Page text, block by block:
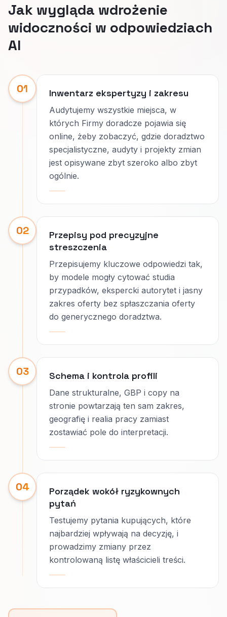
Jak wygląda wdrożenie
widoczności w odpowiedziach
AI
01 Inwentarz ekspertyzy i zakresu
Audytujemy wszystkie miejsca, w
których Firmy doradcze pojawia się
online, żeby zobaczyć, gdzie doradztwo
specjalistyczne, audyty i projekty zmian
jest opisywane zbyt szeroko albo zbyt
ogólnie.
02
Przepisy pod precyzyjne
streszczenia
Przepisujemy kluczowe odpowiedzi tak,
by modele mogły cytować studia
przypadków, ekspercki autorytet i jasny
zakres oferty bez spłaszczania oferty
do generycznego doradztwa.
03 Schema i kontrola profili
Dane strukturalne, GBP i copy na
stronie powtarzają ten sam zakres,
geografię i realia pracy zamiast
zostawiać pole do interpretacji.
04
Porządek wokół ryzykownych
pytań
Testujemy pytania kupujących, które
najbardziej wpływają na decyzję, i
prowadzimy zmiany przez
kontrolowaną listę właścicieli treści.